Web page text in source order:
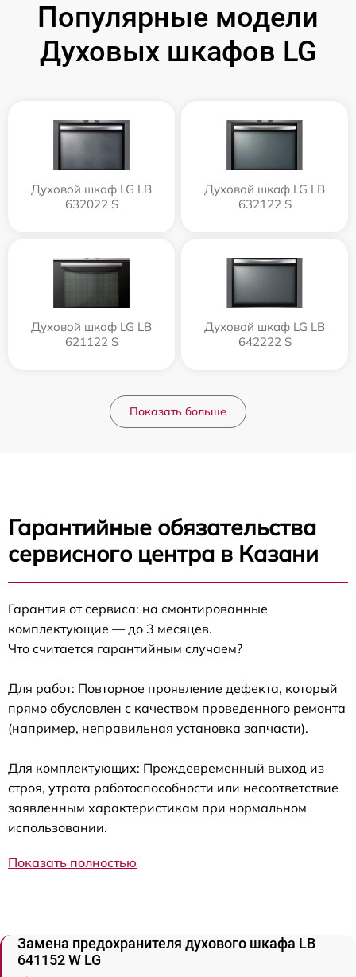
Популярные модели
Духовых шкафов LG
Духовой шкаф LG LB
632022 S
Духовой шкаф LG LB
632122 S
Духовой шкаф LG LB
621122 S
Духовой шкаф LG LB
642222 S
Показать больше
Гарантийные обязательства
сервисного центра в Казани
Гарантия от сервиса: на смонтированные
комплектующие — до 3 месяцев.
Что считается гарантийным случаем?
Для работ: Повторное проявление дефекта, который
прямо обусловлен с качеством проведенного ремонта
(например, неправильная установка запчасти).
Для комплектующих: Преждевременный выход из
строя, утрата работоспособности или несоответствие
заявленным характеристикам при нормальном
использовании.
Показать полностью
Замена предохранителя духового шкафа LB
641152 W LG